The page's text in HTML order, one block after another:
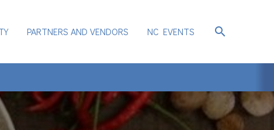
PARTNERS AND VENDORS NC EVENTS search